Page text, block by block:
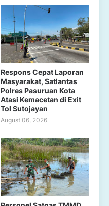
Respons Cepat Laporan
Masyarakat, Satlantas
Polres Pasuruan Kota
Atasi Kemacetan di Exit
Tol Sutojayan
August 06, 2026